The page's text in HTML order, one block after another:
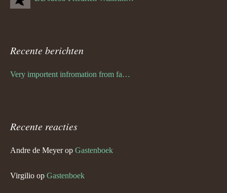
Recente berichten
Very importent infromation from family Schwulst
Recente reacties
Andre de Meyerop Gastenboek
Virgilio op Gastenboek